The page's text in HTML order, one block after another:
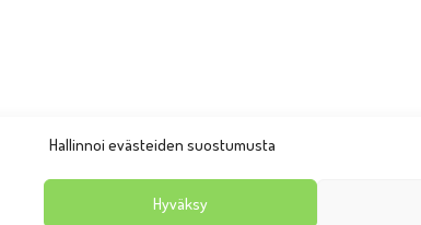
Hallinnoi evästeiden suostumusta
Hyväksy